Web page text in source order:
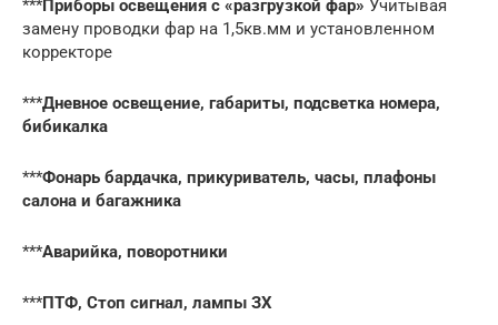
***Приборы освещения с «разгрузкой фар» Учитывая
замену проводки фар на 1,5кв.мм и установленном
корректоре
***Дневное освещение, габариты, подсветка номера,
бибикалка
***Фонарь бардачка, прикуриватель, часы, плафоны
салона и багажника
***Аварийка, поворотники
***ПТФ, Стоп сигнал, лампы ЗХ